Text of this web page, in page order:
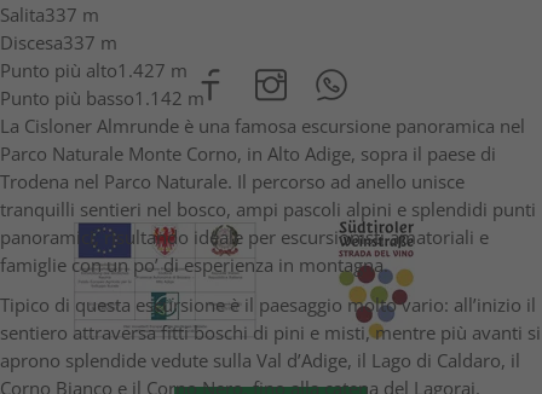
Salita337 m
Discesa337 m
Punto più alto1.427 m
Punto più basso1.142 m
La Cisloner Almrunde è una famosa escursione panoramica nel
Parco Naturale Monte Corno, in Alto Adige, sopra il paese di
Trodena nel Parco Naturale. Il percorso ad anello unisce
tranquilli sentieri nel bosco, ampi pascoli alpini e splendidi punti
panoramici, risultando ideale per escursionisti amatoriali e
famiglie con un po’ di esperienza in montagna.
Tipico di questa escursione è il paesaggio molto vario: all’inizio il
sentiero attraversa fitti boschi di pini e misti, mentre più avanti si
aprono splendide vedute sulla Val d’Adige, il Lago di Caldaro, il
Corno Bianco e il Corno Nero, fino alla catena del Lagorai.